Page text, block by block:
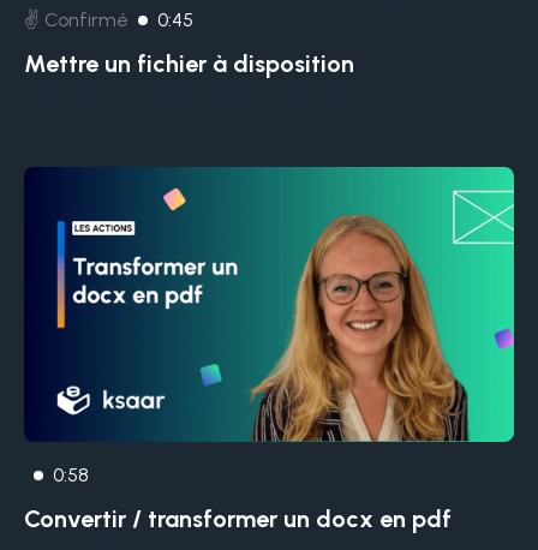
✌️ Confirmé 0:45
Mettre un fichier à disposition
0:58
Convertir / transformer un docx en pdf